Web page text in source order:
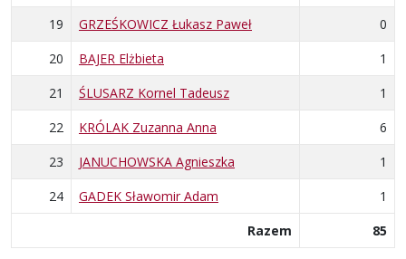
19
GRZEŚKOWICZ Łukasz Paweł
0
20
BAJER Elżbieta
1
21
ŚLUSARZ Kornel Tadeusz
1
22
KRÓLAK Zuzanna Anna
6
23
JANUCHOWSKA Agnieszka
1
24
GADEK Sławomir Adam
1
Razem
85